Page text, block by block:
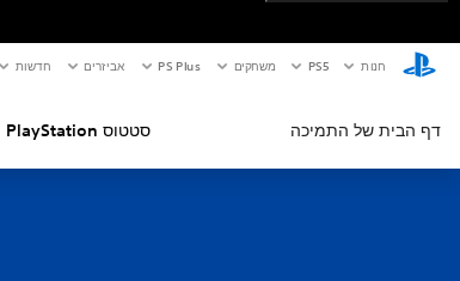
חנות PS5‏ משחקים PS Plus אביזרים חדשות
דף הבית של התמיכה סטטוס PlayStation